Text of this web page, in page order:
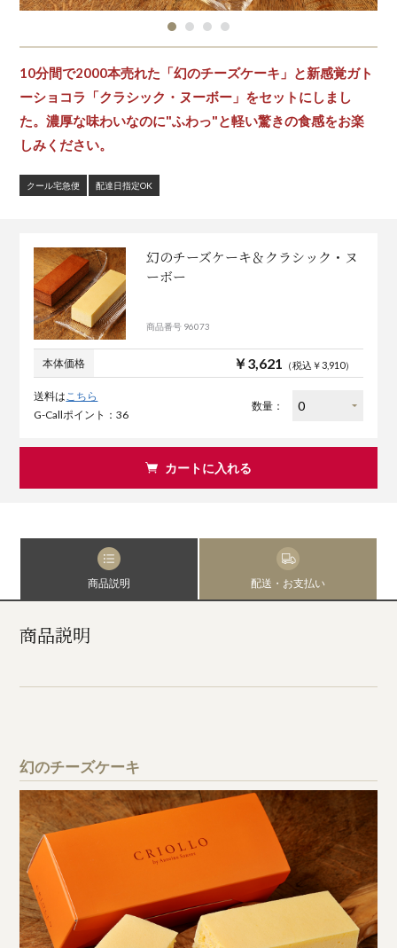
10分間で2000本売れた「幻のチーズケーキ」と新感覚ガト
ーショコラ「クラシック・ヌーボー」をセットにしまし
た。濃厚な味わいなのに"ふわっ"と軽い驚きの食感をお楽
しみください。
クール宅急便 配達日指定OK
幻のチーズケーキ＆クラシック・ヌ
ーボー
商品番号 96073
本体価格 ￥3,621 （税込￥3,910）
送料はこちら
G-Callポイント：36
数量：
カートに入れる
商品説明 配送・お支払い
商品説明
幻のチーズケーキ